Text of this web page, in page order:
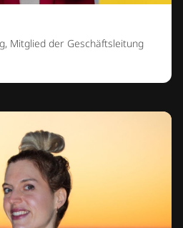
Mitglied der Geschäftsleitung